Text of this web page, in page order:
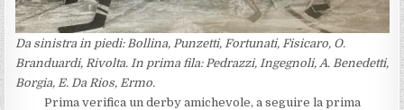
Da sinistra in piedi: Bollina, Punzetti, Fortunati, Fisicaro, O.
Branduardi, Rivolta. In prima fila: Pedrazzi, Ingegnoli, A. Benedetti,
Borgia, E. Da Rios, Ermo.
Prima verifica un derby amichevole, a seguire la prima